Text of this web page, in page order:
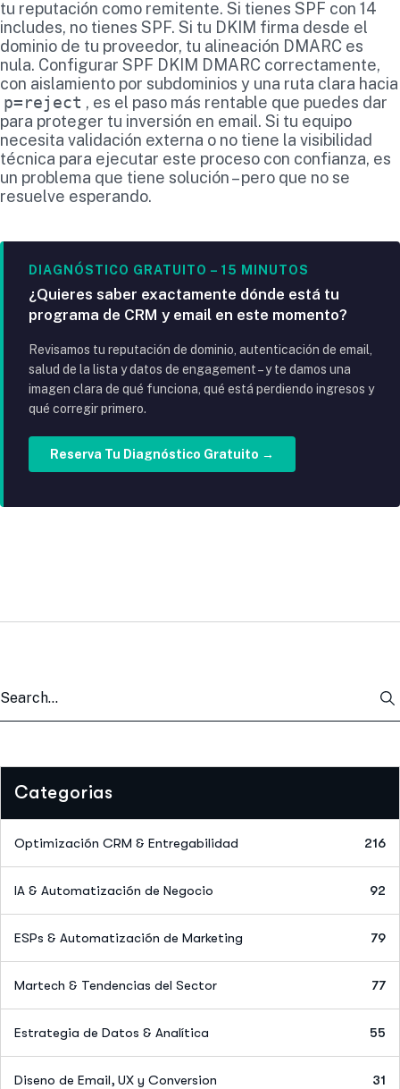
tu reputación como remitente. Si tienes SPF con 14
includes, no tienes SPF. Si tu DKIM firma desde el
dominio de tu proveedor, tu alineación DMARC es
nula. Configurar SPF DKIM DMARC correctamente,
con aislamiento por subdominios y una ruta clara hacia
p=reject , es el paso más rentable que puedes dar
para proteger tu inversión en email. Si tu equipo
necesita validación externa o no tiene la visibilidad
técnica para ejecutar este proceso con confianza, es
un problema que tiene solución – pero que no se
resuelve esperando.
DIAGNÓSTICO GRATUITO – 15 MINUTOS
¿Quieres saber exactamente dónde está tu
programa de CRM y email en este momento?
Revisamos tu reputación de dominio, autenticación de email,
salud de la lista y datos de engagement – y te damos una
imagen clara de qué funciona, qué está perdiendo ingresos y
qué corregir primero.
Reserva Tu Diagnóstico Gratuito →
Categorias
Optimización CRM & Entregabilidad 216
IA & Automatización de Negocio 92
ESPs & Automatización de Marketing 79
Martech & Tendencias del Sector 77
Estrategia de Datos & Analítica 55
Diseno de Email, UX y Conversion 31